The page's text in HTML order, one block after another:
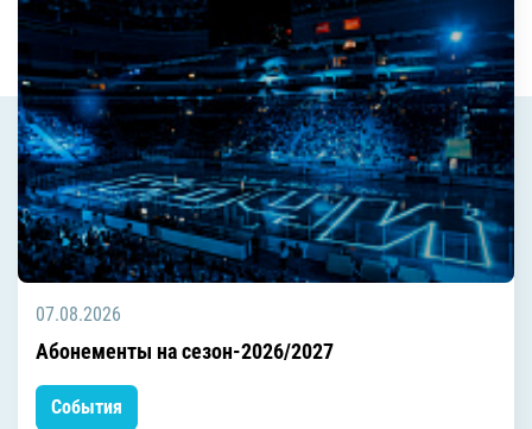
07.08.2026
Абонементы на сезон-2026/2027
События